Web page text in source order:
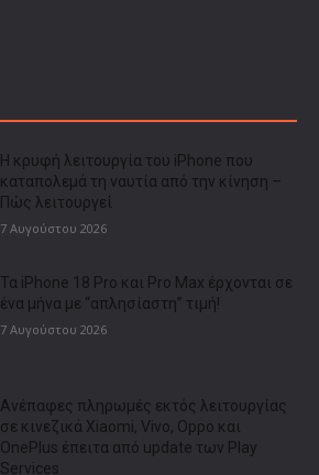
Η κρυφή λειτουργία του iPhone που
καταπολεμά τη ναυτία από την κίνηση –
Πώς λειτουργεί
7 Αυγούστου 2026
Τα iPhone 18 Pro και Pro Max έρχονται σε
ένα μήνα με “απλησίαστη” τιμή!
7 Αυγούστου 2026
Ανέπαφες πληρωμές εκτός λειτουργίας
σε κινεζικά Xiaomi, Vivo, Oppo και
OnePlus έπειτα από update των Play
Services